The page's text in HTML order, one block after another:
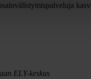
ELY-keskus